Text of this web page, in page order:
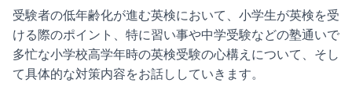
受験者の低年齢化が進む英検において、小学生が英検を受
ける際のポイント、特に習い事や中学受験などの塾通いで
多忙な小学校高学年時の英検受験の心構えについて、そし
て具体的な対策内容をお話ししていきます。